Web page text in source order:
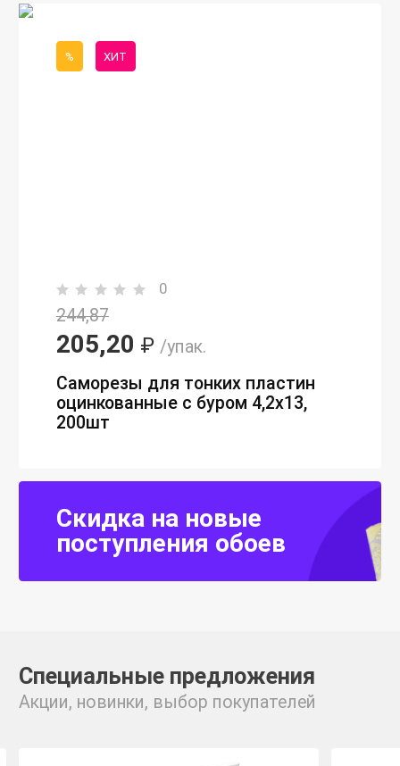
% ХИТ
0
244,87
205,20 ₽ /упак.
Саморезы для тонких пластин
оцинкованные с буром 4,2х13,
200шт
Скидка на новые
поступления обоев
Специальные предложения
Акции, новинки, выбор покупателей